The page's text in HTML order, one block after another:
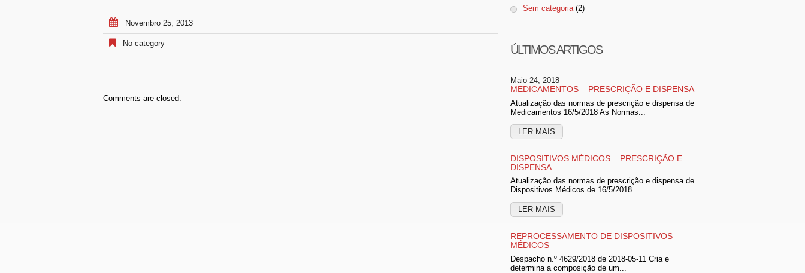
Novembro 25, 2013
No category
Comments are closed.
Sem categoria(2)
ÚLTIMOS ARTIGOS
Maio 24, 2018
MEDICAMENTOS – PRESCRIÇÃO E DISPENSA
Atualização das normas de prescrição e dispensa de
Medicamentos 16/5/2018 As Normas...
LER MAIS
DISPOSITIVOS MÉDICOS – PRESCRIÇÃO E
DISPENSA
Atualização das normas de prescrição e dispensa de
Dispositivos Médicos de 16/5/2018...
LER MAIS
REPROCESSAMENTO DE DISPOSITIVOS
MÉDICOS
Despacho n.º 4629/2018 de 2018-05-11 Cria e
determina a composição de um...